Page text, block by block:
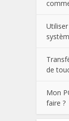
de
Mon
faire ?